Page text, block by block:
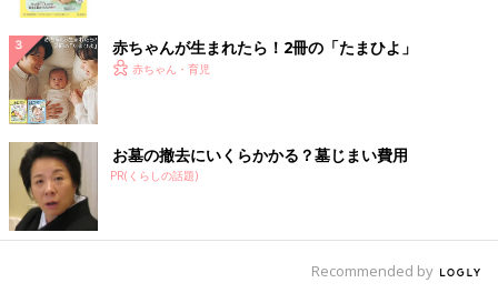
赤ちゃんが生まれたら！2冊の「たまひよ」
赤ちゃん・育児
お墓の撤去にいくらかかる？墓じまい費用
PR(くらしの話題)
Recommended by